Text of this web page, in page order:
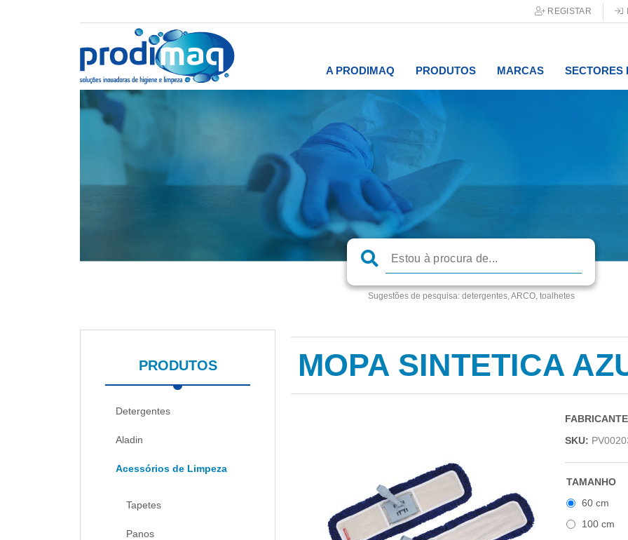
REGISTAR
A PRODIMAQ PRODUTOS MARCAS SECTORES
Sugestões de pesquisa:detergentes, ARCO, toalhetes
PRODUTOS
Detergentes
Aladin
Acessórios de Limpeza
Tapetes
Panos
MOPA SINTETICA
SKU:
TAMANHO
60 cm
100 cm